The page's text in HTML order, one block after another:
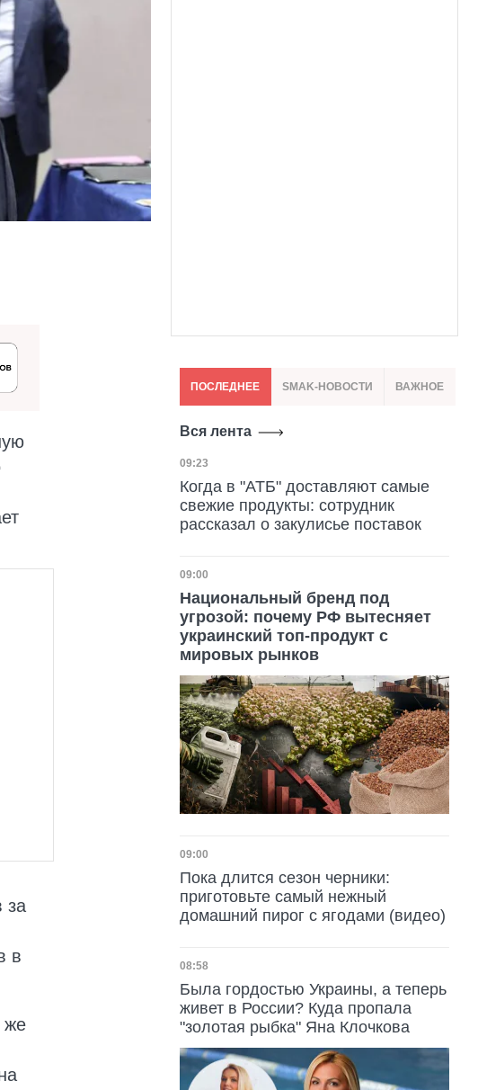
за
в
же
ПОСЛЕДНЕЕ SMAK-НОВОСТИ ВАЖНОЕ
Вся лента
Дата публикации
09:23
Когда в "АТБ" доставляют самые
свежие продукты: сотрудник
рассказал о закулисье поставок
Дата публикации
09:00
Национальный бренд под
угрозой: почему РФ вытесняет
украинский топ-продукт с
мировых рынков
Дата публикации
09:00
Пока длится сезон черники:
приготовьте самый нежный
домашний пирог с ягодами (видео)
Дата публикации
08:58
Была гордостью Украины, а теперь
живет в России? Куда пропала
"золотая рыбка" Яна Клочкова